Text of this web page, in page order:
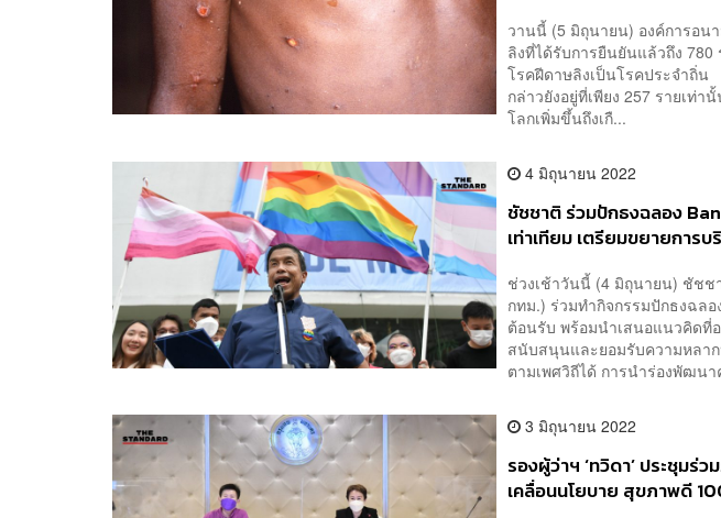
วานนี้ (5 มิถุนายน) องค์การอน
ลิงที่ได้รับการยืนยันแล้วถึง
โรคฝีดาษลิงเป็นโรคประจำถิ่
กล่าวยังอยู่ที่เพียง 257 รายเท่
โลกเพิ่มขึ้นถึงเกื...
4 มิถุนายน 2022
ชัชชาติ ร่วมปักธงฉลอง
เท่าเทียม เตรียมขยายการ
ช่วงเช้าวันนี้ (4 มิถุนายน) ชัชช
กทม.) ร่วมทำกิจกรรมปักธงฉลอ
ต้อนรับ พร้อมนำเสนอแนวคิดที่
สนับสนุนและยอมรับความหลา
ตามเพศวิถีได้ การนำร่องพัฒน
3 มิถุนายน 2022
รองผู้ว่าฯ ‘ทวิดา’ ประชุมร่
เคลื่อนนโยบาย สุขภาพดี